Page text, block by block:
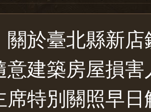
關於臺北縣新
意建築房屋損
席特別關照早